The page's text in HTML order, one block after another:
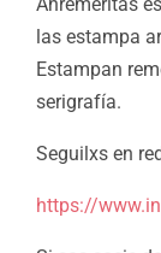
las estampa
Estampan
serigrafía.
Seguilxs en
https://